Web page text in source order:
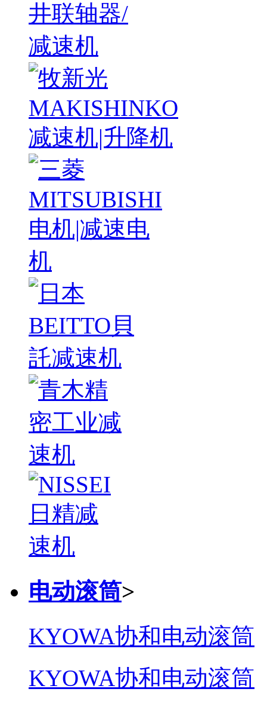
电动滚筒>
KYOWA协和电动滚筒
KYOWA协和电动滚筒